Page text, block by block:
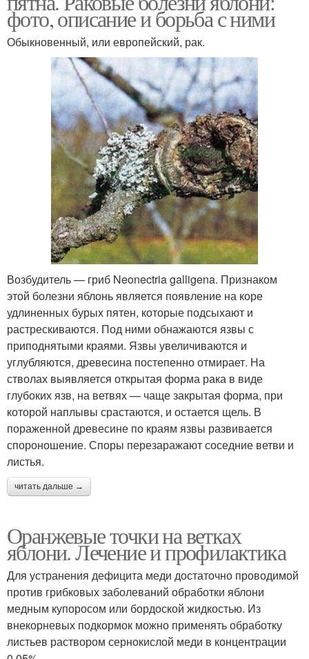
фото, описание и борьба с ними
Обыкновенный, или европейский, рак.
Возбудитель — гриб Neonectria galligena. Признаком
этой болезни яблонь является появление на коре
удлиненных бурых пятен, которые подсыхают и
растрескиваются. Под ними обнажаются язвы с
приподнятыми краями. Язвы увеличиваются и
углубляются, древесина постепенно отмирает. На
стволах выявляется открытая форма рака в виде
глубоких язв, на ветвях — чаще закрытая форма, при
которой наплывы срастаются, и остается щель. В
пораженной древесине по краям язвы развивается
спороношение. Споры перезаражают соседние ветви и
листья.
читать дальше →
Оранжевые точки на ветках
яблони. Лечение и профилактика
Для устранения дефицита меди достаточно проводимой
против грибковых заболеваний обработки яблони
медным купоросом или бордоской жидкостью. Из
внекорневых подкормок можно применять обработку
листьев раствором сернокислой меди в концентрации